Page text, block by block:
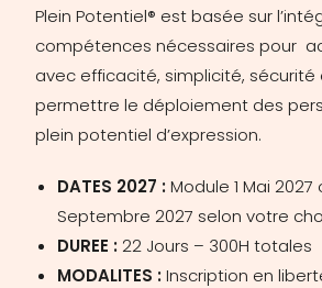
Plein Potentiel® est basée sur
compétences nécessaires pour a
avec efficacité, simplicité,
permettre le déploiement des
plein potentiel d’expression.
DATES 2027 :Module 1 Mai 2027
Septembre 2027 selon votre
DUREE : 22 Jours – 300H totales
MODALITES :Inscription en